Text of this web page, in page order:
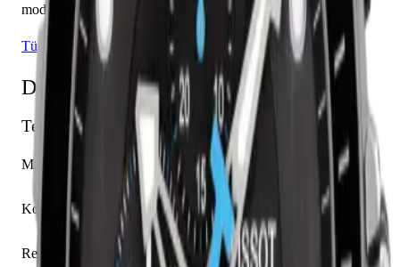
model, koleksiyonerlerin ilgisini çekmektedir.
Tüm Tissot Modelleri
Detaylı Teknik Özellikler
Temel Bilgiler
Marka
Tissot
Koleksiyon
Seastar
Referans